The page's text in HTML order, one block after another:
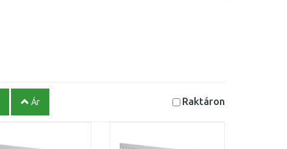
Ár Raktáron